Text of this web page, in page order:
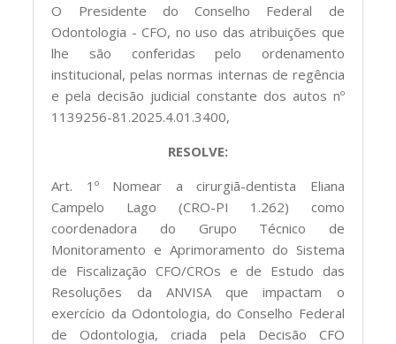
O Presidente do Conselho Federal de
Odontologia - CFO, no uso das atribuições que
lhe são conferidas pelo ordenamento
institucional, pelas normas internas de regência
e pela decisão judicial constante dos autos nº
1139256-81.2025.4.01.3400,
RESOLVE:
Art. 1º Nomear a cirurgiã-dentista Eliana
Campelo Lago (CRO-PI 1.262) como
coordenadora do Grupo Técnico de
Monitoramento e Aprimoramento do Sistema
de Fiscalização CFO/CROs e de Estudo das
Resoluções da ANVISA que impactam o
exercício da Odontologia, do Conselho Federal
de Odontologia, criada pela Decisão CFO